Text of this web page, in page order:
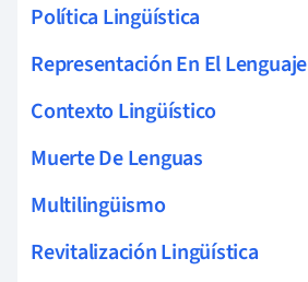
Política Lingüística
Representación En El Lenguaje
Contexto Lingüístico
Muerte De Lenguas
Multilingüismo
Revitalización Lingüística